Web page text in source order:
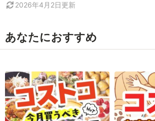
2026年4月2日更新
あなたにおすすめ